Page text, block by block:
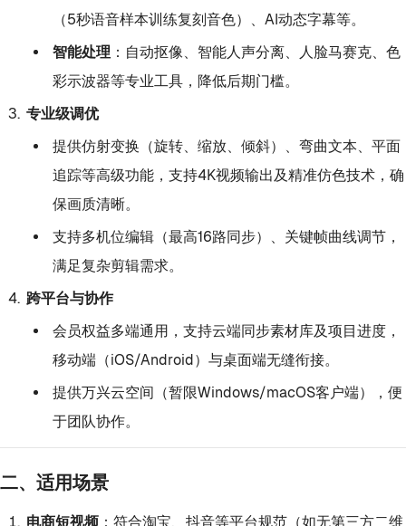
（5秒语音样本训练复刻音色）、AI动态字幕等。
智能处理 ：自动抠像、智能人声分离、人脸马赛克、色
彩示波器等专业工具，降低后期门槛。
专业级调优
提供仿射变换（旋转、缩放、倾斜）、弯曲文本、平面
追踪等高级功能，支持4K视频输出及精准仿色技术，确
保画质清晰。
支持多机位编辑（最高16路同步）、关键帧曲线调节，
满足复杂剪辑需求。
跨平台与协作
会员权益多端通用，支持云端同步素材库及项目进度，
移动端（iOS/Android）与桌面端无缝衔接。
提供万兴云空间（暂限Windows/macOS客户端），便
于团队协作。
二、适用场景
电商短视频：符合淘宝、抖音等平台规范（如无第三方二维